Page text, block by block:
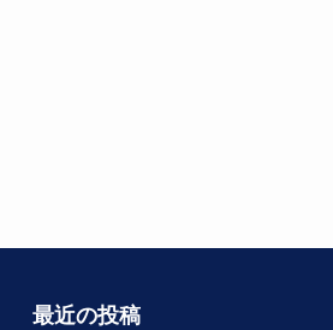
最近の投稿